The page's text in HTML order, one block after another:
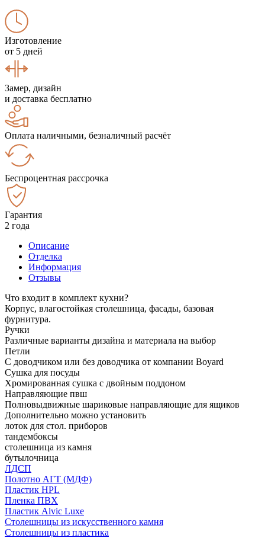
Изготовление
от 5 дней
Замер, дизайн
и доставка бесплатно
Оплата наличными, безналичный расчёт
Беспроцентная рассрочка
Гарантия
2 года
Описание
Отделка
Информация
Отзывы
Что входит в комплект кухни?
Корпус, влагостойкая столешница, фасады, базовая
фурнитура.
Ручки
Различные варианты дизайна и материала на выбор
Петли
С доводчиком или без доводчика от компании Boyard
Сушка для посуды
Хромированная сушка с двойным поддоном
Направляющие пвш
Полновыдвижные шариковые направляющие для ящиков
Дополнительно можно установить
лоток для стол. приборов
тандембоксы
столешница из камня
бутылочница
ЛДСП
Полотно АГТ (МДФ)
Пластик HPL
Пленка ПВХ
Пластик Alvic Luxe
Столешницы из искусственного камня
Столешницы из пластика